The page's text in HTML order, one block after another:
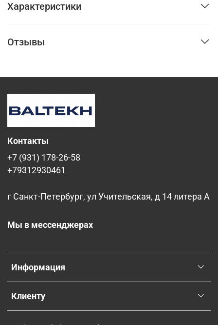
Характеристики
Отзывы
Информация
Клиенту
Контакты
+7 (931) 178-26-58
+79312930461
г Санкт-Петербург, ул Учительская, д 14 литера А
Мы в мессенджерах